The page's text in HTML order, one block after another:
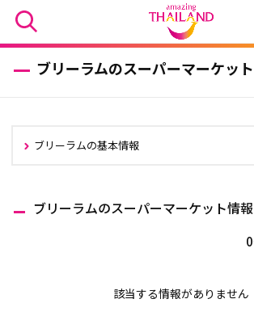
ブリーラムのスーパーマーケッ
ブリーラムの基本情報
ブリーラムのスーパーマーケット情
該当する情報がありません